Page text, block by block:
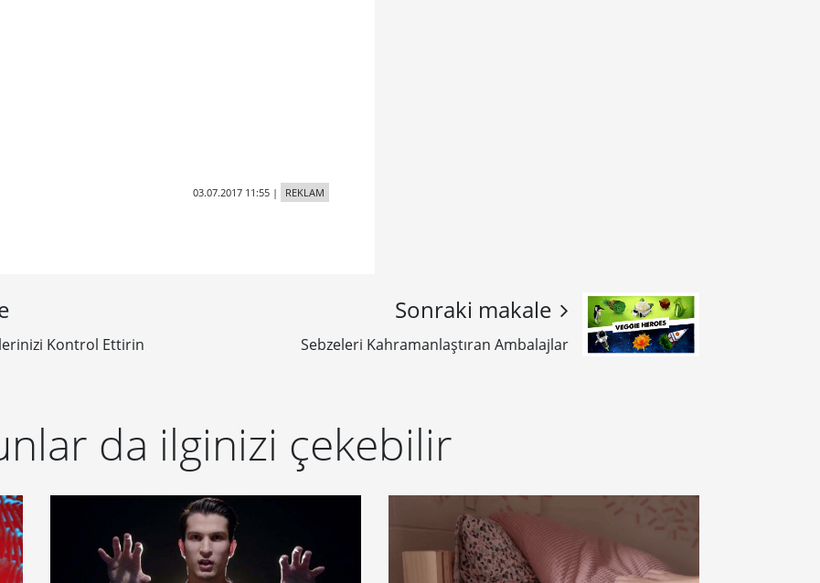
03.07.2017 11:55| REKLAM
Kontrol Ettirin
Sonraki makale
Sebzeleri Kahramanlaştıran Ambalajlar
da ilginizi çekebilir